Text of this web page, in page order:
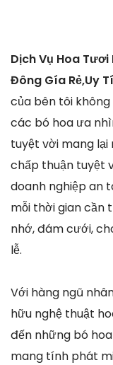
Dịch Vụ Hoa
Đông Gía Rẻ,Uy
của bên tôi
các bó hoa ưa
tuyệt vời mang lại
chấp thuận tuyệt
doanh nghiệp an
mỗi thời gian cần
nhớ, đám cưới,
lễ.
Với hàng ngũ
hữu nghệ thuật
đến những bó
mang tính phát